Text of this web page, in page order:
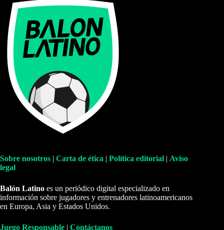
Sobre nosotros | Carta de ética | Política editorial | Aviso
legal
Balón Latino es un periódico digital especializado en
información sobre jugadores y entrenadores latinoamericanos
en Europa, Asia y Estados Unidos.
Juego Responsable | Contáctanos